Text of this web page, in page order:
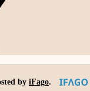
by iFago.